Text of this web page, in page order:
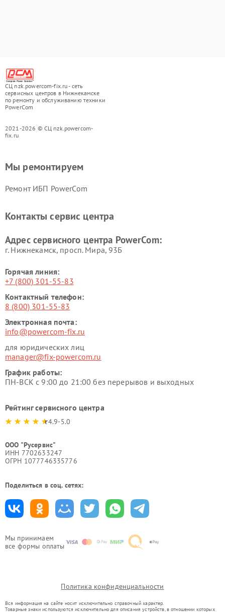
СЦ nzk.powercom-fix.ru - сеть
сервисных центров в Нижнекамске
по ремонту и обслуживанию техники
PowerCom
2021-2026 © СЦ nzk.powercom-
fix.ru
Мы принимаем
все формы оплаты
Мы ремонтируем
Ремонт ИБП PowerCom
Контакты сервис центра
Адрес сервисного центра PowerCom:
г. Нижнекамск, просп. Мира, 93Б
Горячая линия:
+7 (800) 301-55-83
Контактный телефон:
8 (800) 301-55-83
Электронная почта:
info@powercom-fix.ru
для юридических лиц
manager@fix-powercom.ru
График работы:
ПН-ВСК с 9:00 до 21:00 без перерывов и выходных
Рейтинг сервисного центра
4.9-5.0
ООО "Русервис"
ИНН 7702633247
ОГРН 1077746335776
Поделиться в соц. сетях:
Политика конфиденциальности
Вся информация на сайте носит исключительно справочный характер.
Товарные знаки используются исключительно для описания устройств, в отношении которых